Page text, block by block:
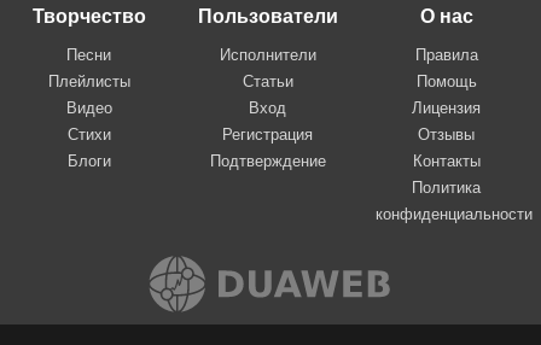
Творчество
Песни
Плейлисты
Видео
Стихи
Блоги
Пользователи
Исполнители
Статьи
Вход
Регистрация
Подтверждение
О нас
Правила
Помощь
Лицензия
Отзывы
Контакты
Политика
конфиденциальности